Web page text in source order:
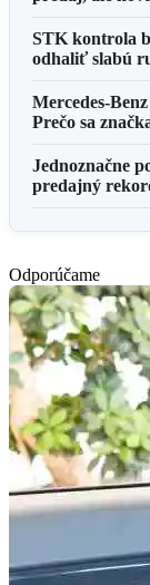
STK kontrola
odhaliť slabú
Mercedes-
Prečo sa
Jednoznačne
predajný
Odporúčame